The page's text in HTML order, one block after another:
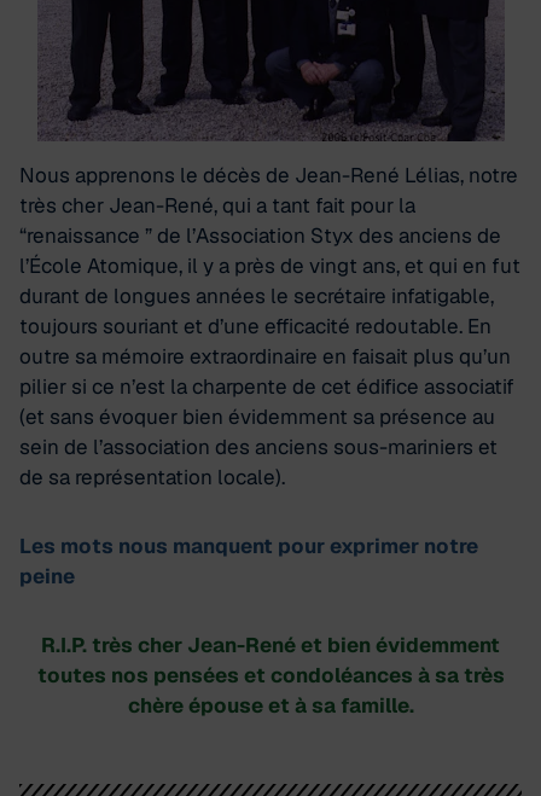
Nous apprenons le décès de Jean-René Lélias, notre
très cher Jean-René, qui a tant fait pour la
“renaissance ” de l’Association Styx des anciens de
l’École Atomique, il y a près de vingt ans, et qui en fut
durant de longues années le secrétaire infatigable,
toujours souriant et d’une efficacité redoutable. En
outre sa mémoire extraordinaire en faisait plus qu’un
pilier si ce n’est la charpente de cet édifice associatif
(et sans évoquer bien évidemment sa présence au
sein de l’association des anciens sous-mariniers et
de sa représentation locale).
Les mots nous manquent pour exprimer notre
peine
R.I.P. très cher Jean-René et bien évidemment
toutes nos pensées et condoléances à sa très
chère épouse et à sa famille.